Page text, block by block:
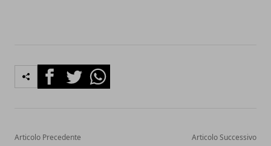
FacebookTwitterWhatsapp
Articolo Precedente Articolo Successivo